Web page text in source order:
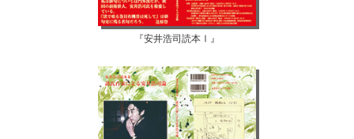
『安井浩司読本Ⅰ』